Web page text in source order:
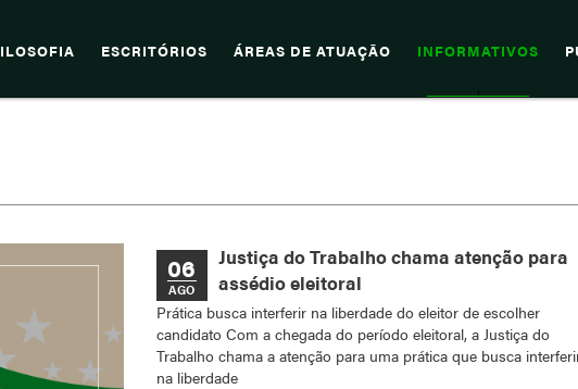
ESCRITÓRIOS ÁREAS DE ATUAÇÃO INFORMATIVOS
06
AGO
Justiça do Trabalho chama atenção para
assédio eleitoral
Prática busca interferir na liberdade do eleitor de escolher
candidato Com a chegada do período eleitoral, a Justiça do
Trabalho chama a atenção para uma prática que busca
na liberdade